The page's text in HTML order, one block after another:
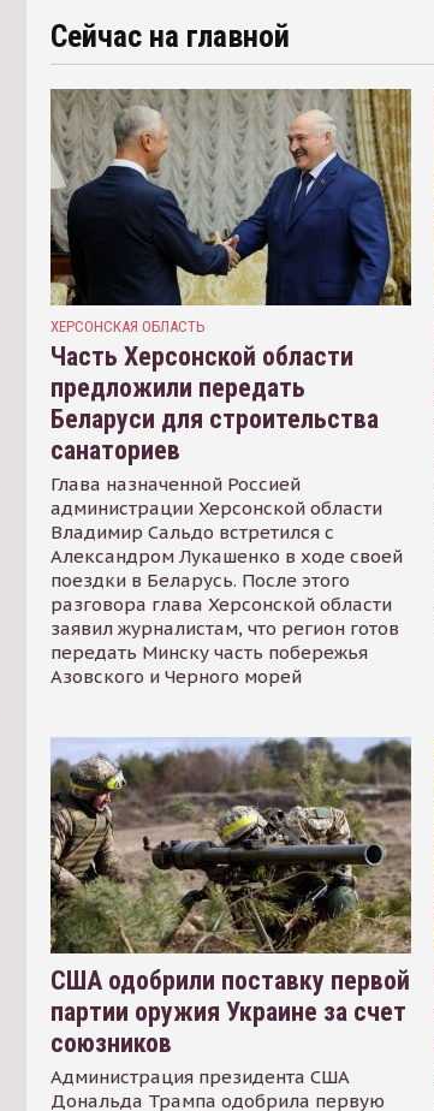
Сейчас на главной
ХЕРСОНСКАЯ ОБЛАСТЬ
Часть Херсонской области
предложили передать
Беларуси для строительства
санаториев
Глава назначенной Россией
администрации Херсонской области
Владимир Сальдо встретился с
Александром Лукашенко в ходе своей
поездки в Беларусь. После этого
разговора глава Херсонской области
заявил журналистам, что регион готов
передать Минску часть побережья
Азовского и Черного морей
США одобрили поставку первой
партии оружия Украине за счет
союзников
Администрация президента США
Дональда Трампа одобрила первую